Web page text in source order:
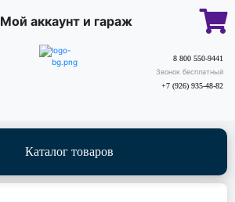
Мой аккаунт и гараж
8 800 550-9441
Звонок бесплатный
+7 (926) 935-48-82
Каталог товаров